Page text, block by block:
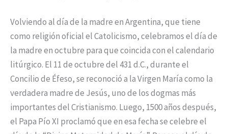
Volviendo al día de la madre en Argentina, que tiene
como religión oficial el Catolicismo, celebramos el día de
la madre en octubre para que coincida con el calendario
litúrgico. El 11 de octubre del 431 d.C., durante el
Concilio de Éfeso, se reconoció a la Virgen María como la
verdadera madre de Jesús, uno de los dogmas más
importantes del Cristianismo. Luego, 1500 años después,
el Papa Pío XI proclamó que en esa fecha se celebre el